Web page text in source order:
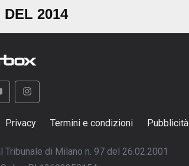
2014
Privacy Termini e condizioni Pubblicità
di Milano n. 97 del 26.02.2001